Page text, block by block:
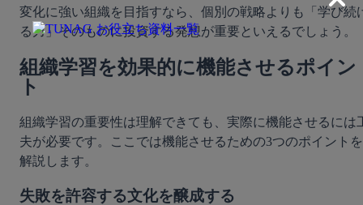
変化に強い組織を目指すなら、個別の戦略よりも「学び続
る力」そのものに投資する発想が重要といえるでしょう。
組織学習を効果的に機能させるポイン
ト
組織学習の重要性は理解できても、実際に機能させるには
夫が必要です。ここでは機能させるための3つのポイントを
解説します。
失敗を許容する文化を醸成する